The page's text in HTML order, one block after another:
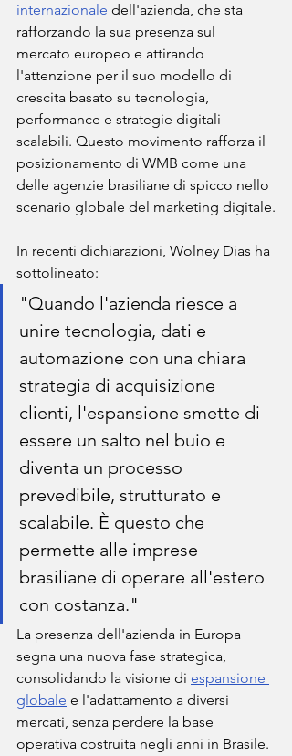
internazionale dell'azienda, che sta
rafforzando la sua presenza sul
mercato europeo e attirando
l'attenzione per il suo modello di
crescita basato su tecnologia,
performance e strategie digitali
scalabili. Questo movimento rafforza il
posizionamento di WMB come una
delle agenzie brasiliane di spicco nello
scenario globale del marketing digitale.
In recenti dichiarazioni, Wolney Dias ha
sottolineato:
"Quando l'azienda riesce a
unire tecnologia, dati e
automazione con una chiara
strategia di acquisizione
clienti, l'espansione smette di
essere un salto nel buio e
diventa un processo
prevedibile, strutturato e
scalabile. È questo che
permette alle imprese
brasiliane di operare all'estero
con costanza."
La presenza dell'azienda in Europa
segna una nuova fase strategica,
consolidando la visione di espansione
globale e l'adattamento a diversi
mercati, senza perdere la base
operativa costruita negli anni in Brasile.